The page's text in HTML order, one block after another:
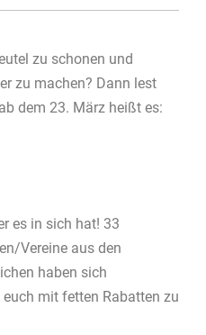
zu schonen und
zu machen? Dann lest
dem 23. März heißt es:
es in sich hat! 33
Vereine aus den
haben sich
mit fetten Rabatten zu